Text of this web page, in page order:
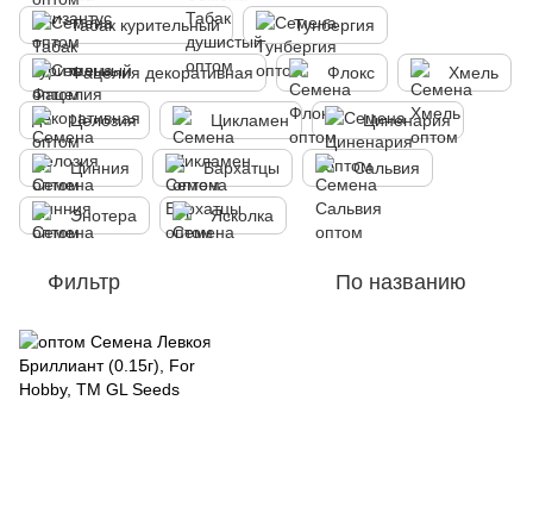
Табак курительный Тунбергия
Фацелия декоративная Флокс Хмель
Целозия Цикламен Циненария
Цинния Бархатцы Сальвия
Энотера Ясколка
Фильтр По названию